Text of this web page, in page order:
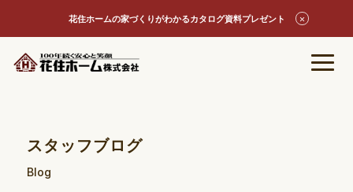
花住ホームの家づくりがわかるカタログ資料プレゼント
スタッフブログ
Blog